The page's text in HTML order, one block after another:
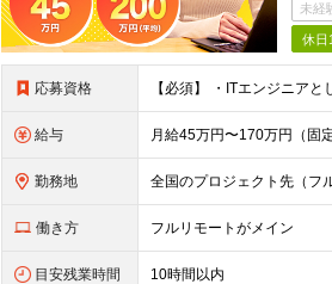
未経
休日
応募資格
給与
勤務地
働き方 フルリモートがメイン
目安残業時間 10時間以内